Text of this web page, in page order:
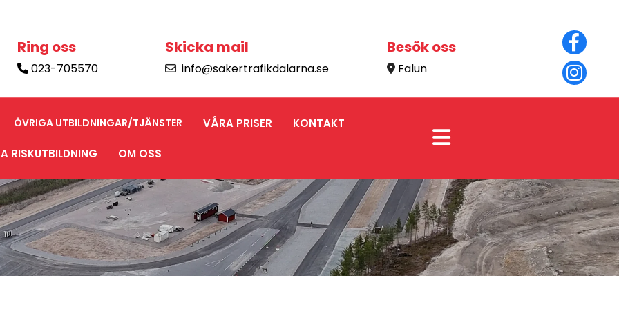
Ring oss
023-705570
Skicka mail
 info@sakertrafikdalarna.se
Besök oss
 Falun
KONTAKT
VÅRA PRISER
ÖVRIGA UTBILDNINGAR/TJÄNSTER
OM OSS
RISKUTBILDNING